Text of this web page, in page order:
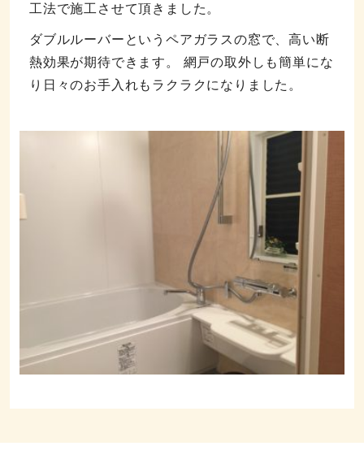
工法で施工させて頂きました。
ダブルルーバーというペアガラスの窓で、高い断
熱効果が期待できます。 網戸の取外しも簡単にな
り日々のお手入れもラクラクになりました。